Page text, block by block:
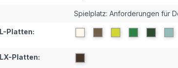
Spielplatz: Anforderungen für
Platten:
Platten: